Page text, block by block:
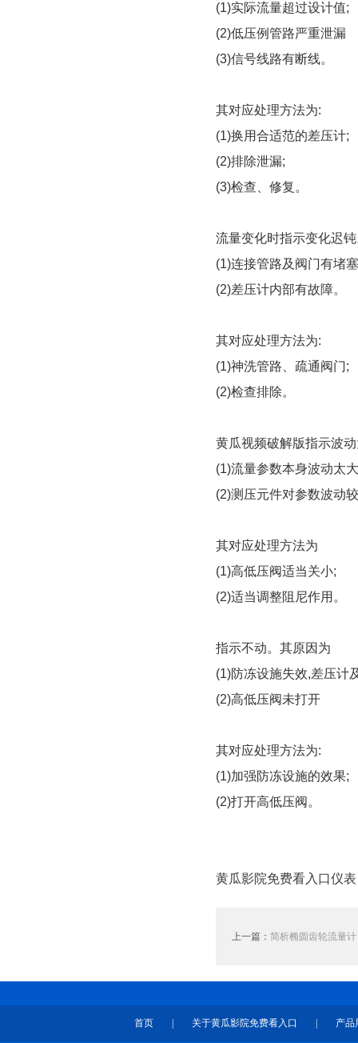
(1)实际流量超过设计值;
(2)低压例管路严重泄漏
(3)信号线路有断线。
其对应处理方法为:
(1)换用合适范的差压计;
(2)排除泄漏;
(3)检查、修复。
流量变化时指示变化迟
(1)连接管路及阀门有堵
(2)差压计内部有故障。
其对应处理方法为:
(1)神洗管路、疏通阀门;
(2)检查排除。
黄瓜视频破解版指示波
(1)流量参数本身波动太
(2)测压元件对参数波动
其对应处理方法为
(1)高低压阀适当关小;
(2)适当调整阻尼作用。
指示不动。其原因为
(1)防冻设施失效,差压计
(2)高低压阀未打开
其对应处理方法为:
(1)加强防冻设施的效果;
(2)打开高低压阀。
黄瓜影院免费看入口仪表
上一篇： 简析椭圆齿轮流量计
首页 关于黄瓜影院免费看入口 产品